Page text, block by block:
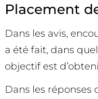
Placement
Dans les avis,
a été fait, dans
objectif est
Dans les réponses